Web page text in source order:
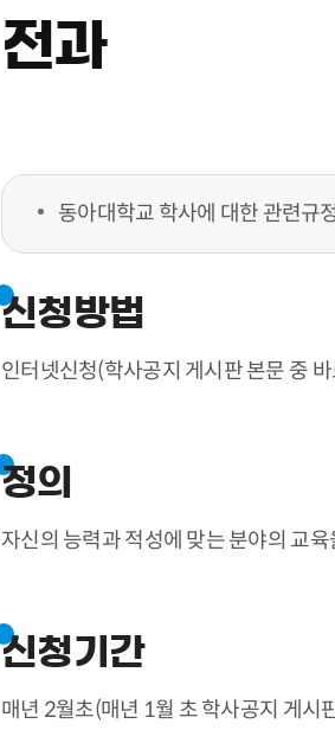
전과
동아대학교 학사에 대한 관련규
신청방법
인터넷신청(학사공지 게시판 본문 중
정의
자신의 능력과 적성에 맞는 분야의 교
신청기간
매년 2월초(매년 1월 초 학사공지 게시